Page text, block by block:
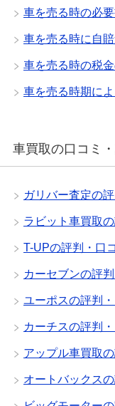
車を売る時の必
車を売る時に自
車を売る時の税
車を売る時期に
車買取の口コミ
ガリバー査定の
ラビット車買取
T-UPの評判・口
カーセブンの評
ユーポスの評判
カーチスの評判
アップル車買取
オートバックス